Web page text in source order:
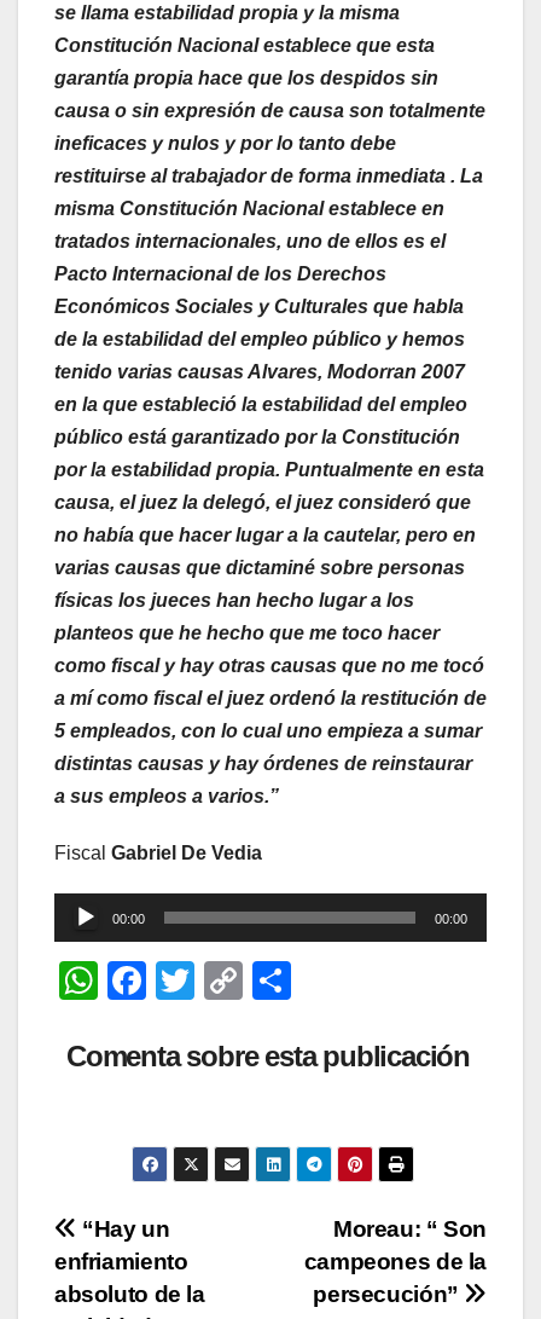
se llama estabilidad propia y la misma
Constitución Nacional establece que esta
garantía propia hace que los despidos sin
causa o sin expresión de causa son totalmente
ineficaces y nulos y por lo tanto debe
restituirse al trabajador de forma inmediata . La
misma Constitución Nacional establece en
tratados internacionales, uno de ellos es el
Pacto Internacional de los Derechos
Económicos Sociales y Culturales que habla
de la estabilidad del empleo público y hemos
tenido varias causas Alvares, Modorran 2007
en la que estableció la estabilidad del empleo
público está garantizado por la Constitución
por la estabilidad propia. Puntualmente en esta
causa, el juez la delegó, el juez consideró que
no había que hacer lugar a la cautelar, pero en
varias causas que dictaminé sobre personas
físicas los jueces han hecho lugar a los
planteos que he hecho que me toco hacer
como fiscal y hay otras causas que no me tocó
a mí como fiscal el juez ordenó la restitución de
5 empleados, con lo cual uno empieza a sumar
distintas causas y hay órdenes de reinstaurar
a sus empleos a varios.”
Fiscal Gabriel De Vedia
Reproductor
de
audio
00:00 00:00
W
at
p
F
c
b
o
k
T
tt
C
p
Li
n
m
ar
tir
Comenta sobre esta publicación
Navegación
de
Moreau: “ Son
campeones de la
persecución”
“Hay un
enfriamiento
absoluto de la